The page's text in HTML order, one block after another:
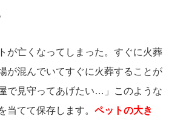
が亡くなってしまった。すぐに火葬
が混んでいてすぐに火葬することが
で見守ってあげたい…」このような
当てて保存します。 ペットの大き